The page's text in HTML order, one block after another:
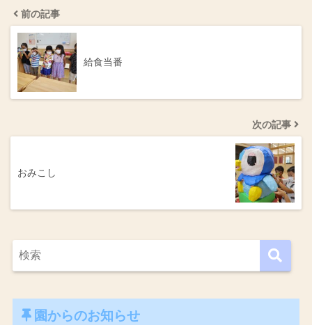
前の記事
給食当番
次の記事
おみこし
園からのお知らせ